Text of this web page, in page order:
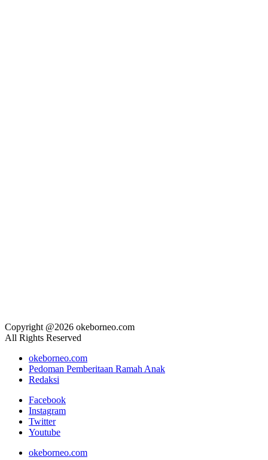
Copyright @2026 okeborneo.com
All Rights Reserved
okeborneo.com
Pedoman Pemberitaan Ramah Anak
Redaksi
Facebook
Instagram
Twitter
Youtube
okeborneo.com